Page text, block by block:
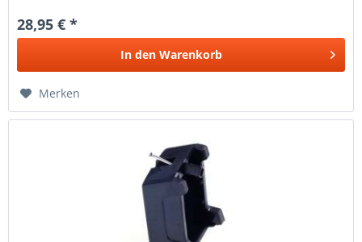
28,95 € *
In den Warenkorb
Merken